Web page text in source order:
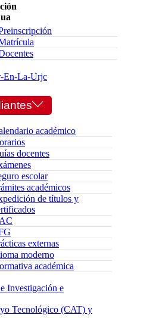
En-La-Urjc
académico
docentes
escolar
académicos
de títulos y
externas
moderno
académica
Investigación e
Tecnológico (CAT) y